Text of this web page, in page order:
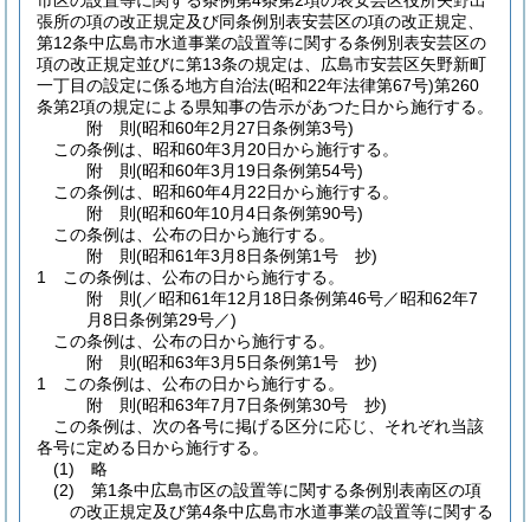
張所の項の改正規定及び同条例別表安芸区の項の改正規定、
第12条中広島市水道事業の設置等に関する条例別表安芸区の
項の改正規定並びに第13条の規定は、広島市安芸区矢野新町
一丁目の設定に係る地方自治法(昭和22年法律第67号)第260
条第2項の規定による県知事の告示があつた日から施行する。
附 則(昭和60年2月27日条例第3号)
この条例は、昭和60年3月20日から施行する。
附 則(昭和60年3月19日条例第54号)
この条例は、昭和60年4月22日から施行する。
附 則(昭和60年10月4日条例第90号)
この条例は、公布の日から施行する。
附 則(昭和61年3月8日条例第1号 抄)
1
この条例は、公布の日から施行する。
附 則(／昭和61年12月18日条例第46号／昭和62年7
月8日条例第29号／)
この条例は、公布の日から施行する。
附 則(昭和63年3月5日条例第1号 抄)
1
この条例は、公布の日から施行する。
附 則(昭和63年7月7日条例第30号 抄)
この条例は、次の各号に掲げる区分に応じ、それぞれ当該
各号に定める日から施行する。
(1)
略
(2)
第1条中広島市区の設置等に関する条例別表南区の項
の改正規定及び第4条中広島市水道事業の設置等に関する